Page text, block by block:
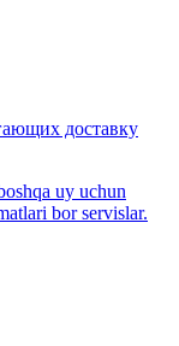
доставку
uy uchun
bor servislar.